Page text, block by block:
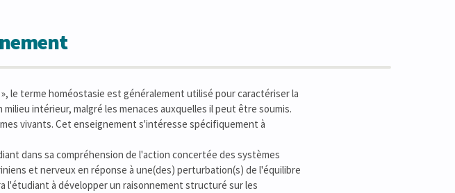
le terme homéostasie est généralement utilisé pour caractériser la
intérieur, malgré les menaces auxquelles il peut être soumis.
vivants. Cet enseignement s'intéresse spécifiquement à
dans sa compréhension de l'action concertée des systèmes
et nerveux en réponse à une(des) perturbation(s) de l'équilibre
l'étudiant à développer un raisonnement structuré sur les